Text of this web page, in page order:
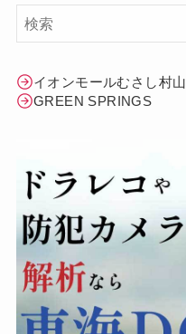
イオンモールむさし村山
GREEN SPRINGS